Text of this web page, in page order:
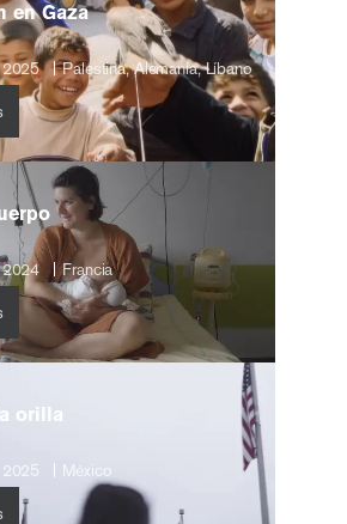
en Gaza
2025 Palestina, Alemania, Líbano
2024 Francia
orilla
2025 México